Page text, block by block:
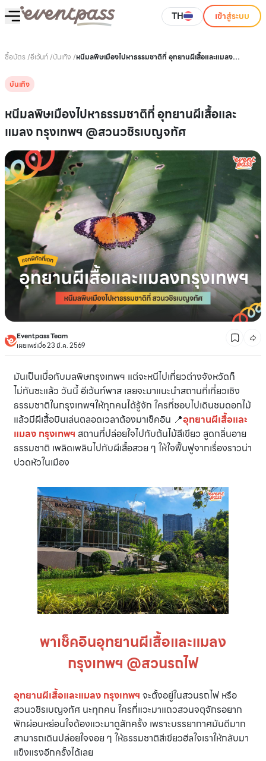
TH เข้าสู่ระบบ
ซื้อบัตร /อีเว้นท์/บันเทิง /หนีมลพิษเมืองไปหาธรรมชาติที่ อุทยานผีเสื้อและแมลง
บันเทิง
หนีมลพิษเมืองไปหาธรรมชาติที่ อุทยานผีเสื้อและ
แมลง กรุงเทพฯ @สวนวชิรเบญจทัศ
Eventpass Team
เผยแพร่เมื่อ 23 มี.ค. 2569
มันเป็นเบื่อกับมลพิษกรุงเทพฯ แต่จะหนีไปเที่ยวต่างจังหวัดก็
ไม่ทันซะแล้ว วันนี้ อีเว้นท์พาส เลยจะมาแนะนำสถานที่เที่ยวเชิง
ธรรมชาติในกรุงเทพฯให้ทุกคนได้รู้จัก ใครที่ชอบไปเดินชมดอกไม้
แล้วมีผีเสื้อบินเล่นตลอดเวลาต้องมาเช็คอิน 📍อุทยานผีเสื้อและ
แมลง กรุงเทพฯ สถานที่ปล่อยใจไปกับต้นไม้สีเขียว สูดกลิ่นอาย
ธรรมชาติ เพลิดเพลินไปกับผีเสื้อสวย ๆ ให้ใจฟื้นฟูจากเรื่องราวน่า
ปวดหัวในเมือง
พาเช็คอินอุทยานผีเสื้อและแมลง
กรุงเทพฯ @สวนรถไฟ
อุทยานผีเสื้อและแมลง กรุงเทพฯ จะตั้งอยู่ในสวนรถไฟ หรือ
สวนวชิรเบญจทัศ นะทุกคน ใครที่แวะมาแถวสวนจตุจักรอยาก
พักผ่อนหย่อนใจต้องแวะมาดูสักครั้ง เพราะบรรยากาศมันดีมาก
สามารถเดินปล่อยใจจอย ๆ ให้ธรรมชาติสีเขียวฮีลใจเราให้กลับมา
แข็งแรงอีกครั้งได้เลย